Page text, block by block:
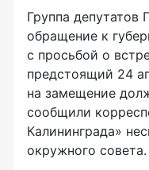
Группа депутатов
обращение к
с просьбой о
предстоящий 24
на замещение
сообщили
Калининграда»
окружного совета.